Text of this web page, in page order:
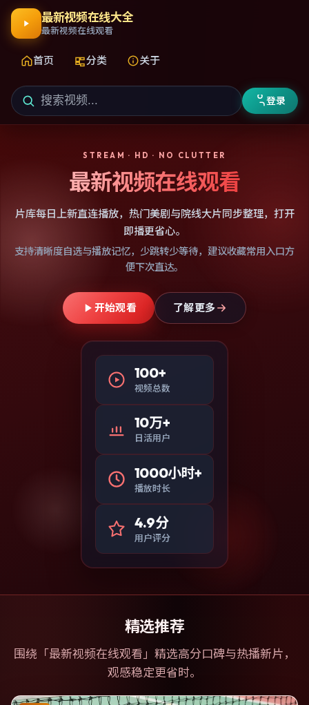
最新视频在线大全
最新视频在线观看
首页 分类 关于
登录
STREAM · HD · NO CLUTTER
最新视频在线观看
片库每日上新直连播放，热门美剧与院线大片同步整理，打开
即播更省心。
支持清晰度自选与播放记忆，少跳转少等待，建议收藏常用入口方
便下次直达。
开始观看 了解更多
100+
视频总数
10万+
日活用户
1000小时+
播放时长
4.9分
用户评分
精选推荐
围绕「最新视频在线观看 」精选高分口碑与热播新片，
观感稳定更省时。